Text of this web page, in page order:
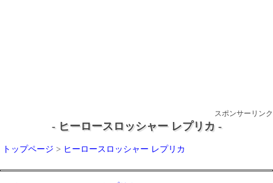
スポンサーリンク
- ヒーロースロッシャー レプリカ -
トップページ > ヒーロースロッシャー レプリカ